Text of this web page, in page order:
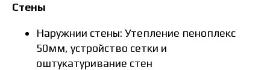
Стены
Наружнии стены: Утепление пеноплекс
50мм, устройство сетки и
оштукатуривание стен